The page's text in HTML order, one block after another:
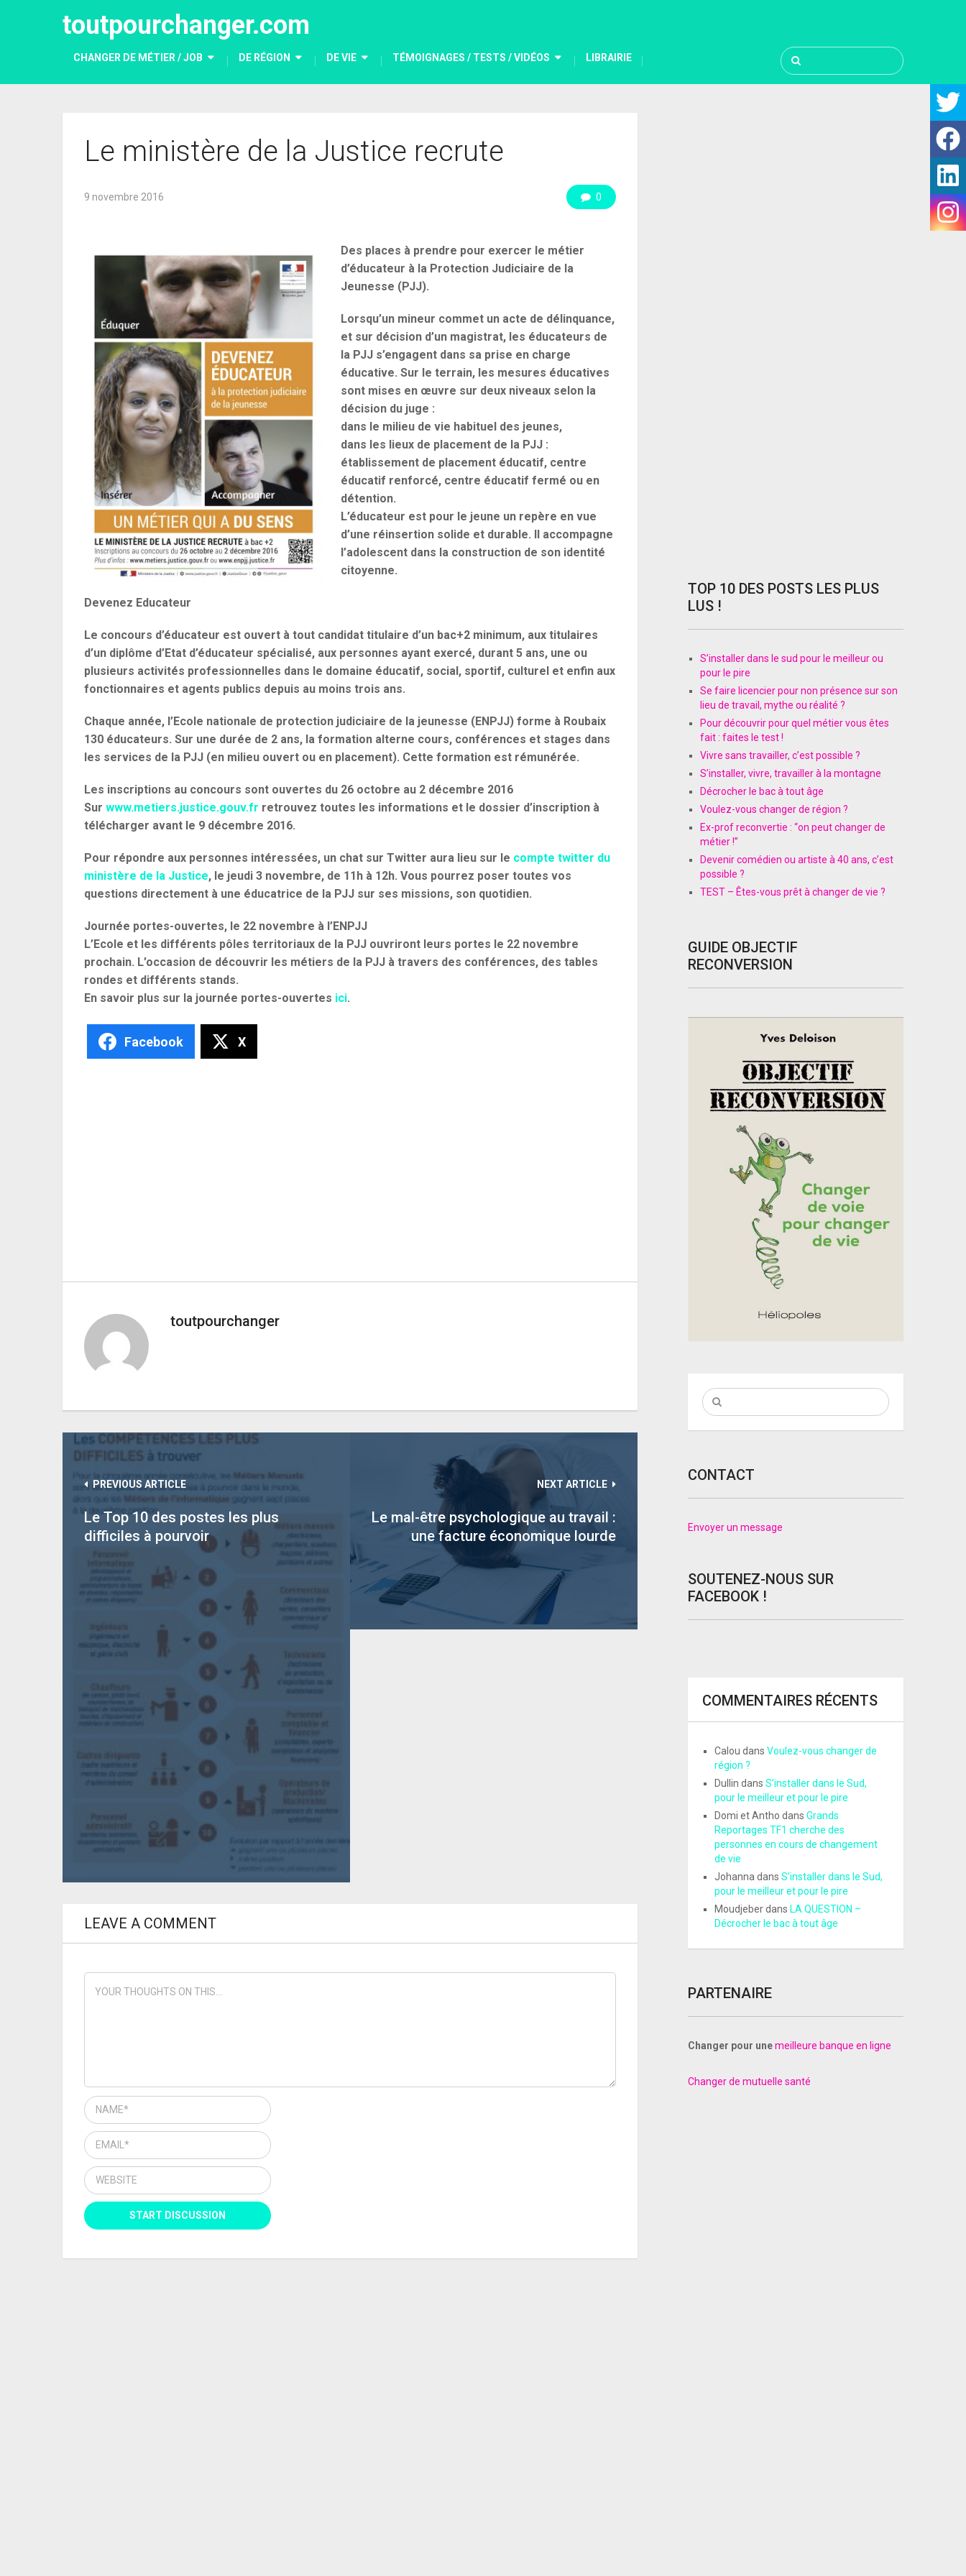
toutpourchanger.com
CHANGER DE MÉTIER / JOB DE RÉGION DE VIE TÉMOIGNAGES / TESTS / VIDÉOS LIBRAIRIE
Le ministère de la Justice recrute
9 novembre 2016 0
Des places à prendre pour exercer le métier
d’éducateur à la Protection Judiciaire de la
Jeunesse (PJJ).
Lorsqu’un mineur commet un acte de délinquance,
et sur décision d’un magistrat, les éducateurs de
la PJJ s’engagent dans sa prise en charge
éducative. Sur le terrain, les mesures éducatives
sont mises en œuvre sur deux niveaux selon la
décision du juge :
dans le milieu de vie habituel des jeunes,
dans les lieux de placement de la PJJ :
établissement de placement éducatif, centre
éducatif renforcé, centre éducatif fermé ou en
détention.
L’éducateur est pour le jeune un repère en vue
d’une réinsertion solide et durable. Il accompagne
l’adolescent dans la construction de son identité
citoyenne.
Devenez Educateur
Le concours d’éducateur est ouvert à tout candidat titulaire d’un bac+2 minimum, aux titulaires
d’un diplôme d’Etat d’éducateur spécialisé, aux personnes ayant exercé, durant 5 ans, une ou
plusieurs activités professionnelles dans le domaine éducatif, social, sportif, culturel et enfin aux
fonctionnaires et agents publics depuis au moins trois ans.
Chaque année, l’Ecole nationale de protection judiciaire de la jeunesse (ENPJJ) forme à Roubaix
130 éducateurs. Sur une durée de 2 ans, la formation alterne cours, conférences et stages dans
les services de la PJJ (en milieu ouvert ou en placement). Cette formation est rémunérée.
Les inscriptions au concours sont ouvertes du 26 octobre au 2 décembre 2016
Sur www.metiers.justice.gouv.fr retrouvez toutes les informations et le dossier d’inscription à
télécharger avant le 9 décembre 2016.
Pour répondre aux personnes intéressées, un chat sur Twitter aura lieu sur le compte twitter du
ministère de la Justice, le jeudi 3 novembre, de 11h à 12h. Vous pourrez poser toutes vos
questions directement à une éducatrice de la PJJ sur ses missions, son quotidien.
Journée portes-ouvertes, le 22 novembre à l’ENPJJ
L’Ecole et les différents pôles territoriaux de la PJJ ouvriront leurs portes le 22 novembre
prochain. L’occasion de découvrir les métiers de la PJJ à travers des conférences, des tables
rondes et différents stands.
En savoir plus sur la journée portes-ouvertes ici.
Facebook X
toutpourchanger
PREVIOUS ARTICLE
Le Top 10 des postes les plus
difficiles à pourvoir
NEXT ARTICLE
Le mal-être psychologique au travail :
une facture économique lourde
LEAVE A COMMENT
TOP 10 DES POSTS LES PLUS
LUS !
S’installer dans le sud pour le meilleur ou
pour le pire
Se faire licencier pour non présence sur son
lieu de travail, mythe ou réalité ?
Pour découvrir pour quel métier vous êtes
fait : faites le test !
Vivre sans travailler, c’est possible ?
S’installer, vivre, travailler à la montagne
Décrocher le bac à tout âge
Voulez-vous changer de région ?
Ex-prof reconvertie : “on peut changer de
métier !”
Devenir comédien ou artiste à 40 ans, c’est
possible ?
TEST – Êtes-vous prêt à changer de vie ?
GUIDE OBJECTIF
RECONVERSION
CONTACT
Envoyer un message
SOUTENEZ-NOUS SUR
FACEBOOK !
COMMENTAIRES RÉCENTS
Calou dans Voulez-vous changer de
région ?
Dullin dans S’installer dans le Sud,
pour le meilleur et pour le pire
Domi et Antho dans Grands
Reportages TF1 cherche des
personnes en cours de changement
de vie
Johannadans S’installer dans le Sud,
pour le meilleur et pour le pire
Moudjeberdans LA QUESTION –
Décrocher le bac à tout âge
PARTENAIRE
Changer pour unemeilleure banque en ligne
Changer de mutuelle santé